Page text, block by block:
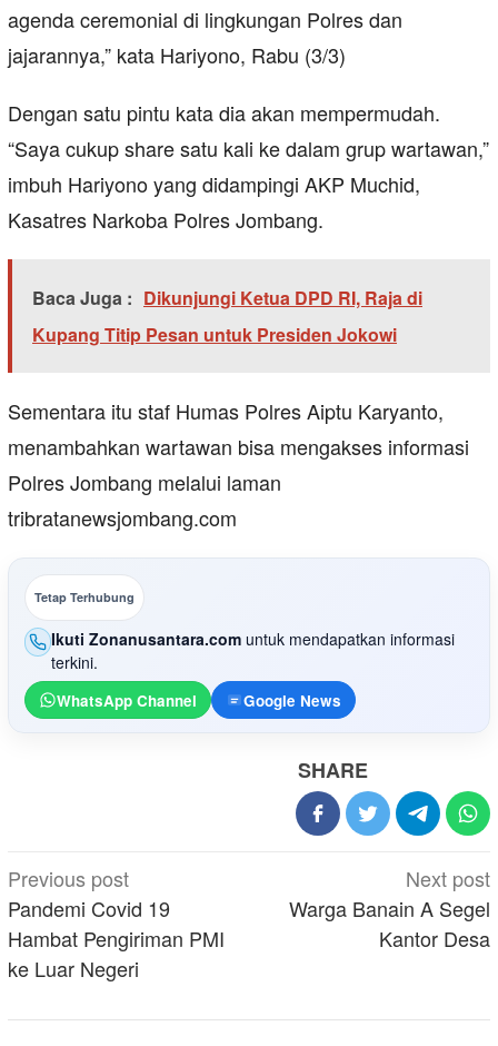
agenda ceremonial di lingkungan Polres dan
jajarannya,” kata Hariyono, Rabu (3/3)
Dengan satu pintu kata dia akan mempermudah.
“Saya cukup share satu kali ke dalam grup wartawan,”
imbuh Hariyono yang didampingi AKP Muchid,
Kasatres Narkoba Polres Jombang.
Baca Juga : Dikunjungi Ketua DPD RI, Raja di
Kupang Titip Pesan untuk Presiden Jokowi
Sementara itu staf Humas Polres Aiptu Karyanto,
menambahkan wartawan bisa mengakses informasi
Polres Jombang melalui laman
tribratanewsjombang.com
Tetap Terhubung
Ikuti Zonanusantara.com untuk mendapatkan informasi
terkini.
WhatsApp Channel Google News
SHARE
Post
navigation
Previous post
Pandemi Covid 19
Hambat Pengiriman PMI
ke Luar Negeri
Next post
Warga Banain A Segel
Kantor Desa